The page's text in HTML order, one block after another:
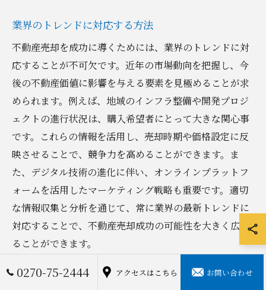
業界のトレンドに対応する方法
不動産売却を成功に導くためには、業界のトレンドに対
応することが不可欠です。近年の市場動向を把握し、今
後の不動産価値に影響を与える要素を見極めることが求
められます。例えば、地域のインフラ整備や開発プロジ
ェクトの進行状況は、購入希望者にとって大きな関心事
です。これらの情報を活用し、売却時期や価格設定に反
映させることで、競争力を高めることができます。ま
た、デジタル技術の進化に伴い、オンラインプラットフ
ォームを活用したマーケティング戦略も重要です。適切
な情報収集と分析を通じて、常に業界の最新トレンドに
対応することで、不動産売却成功の可能性を大きく広げ
ることができます。
0270-75-2444 アクセスはこちら お問い合わせ